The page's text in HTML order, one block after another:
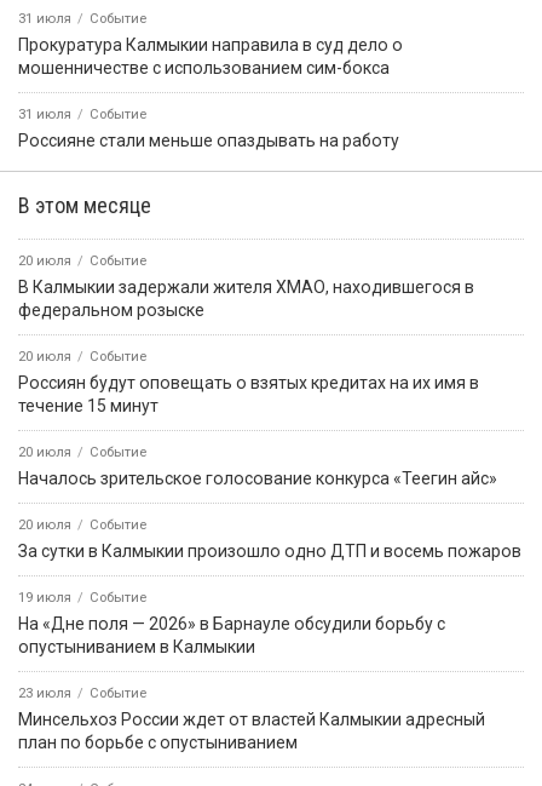
31 июля Событие
Прокуратура Калмыкии направила в суд дело о
мошенничестве с использованием сим-бокса
31 июля Событие
Россияне стали меньше опаздывать на работу
В этом месяце
20 июля Событие
В Калмыкии задержали жителя ХМАО, находившегося в
федеральном розыске
20 июля Событие
Россиян будут оповещать о взятых кредитах на их имя в
течение 15 минут
20 июля Событие
Началось зрительское голосование конкурса «Теегин айс»
20 июля Событие
За сутки в Калмыкии произошло одно ДТП и восемь пожаров
19 июля Событие
На «Дне поля — 2026» в Барнауле обсудили борьбу с
опустыниванием в Калмыкии
23 июля Событие
Минсельхоз России ждет от властей Калмыкии адресный
план по борьбе с опустыниванием